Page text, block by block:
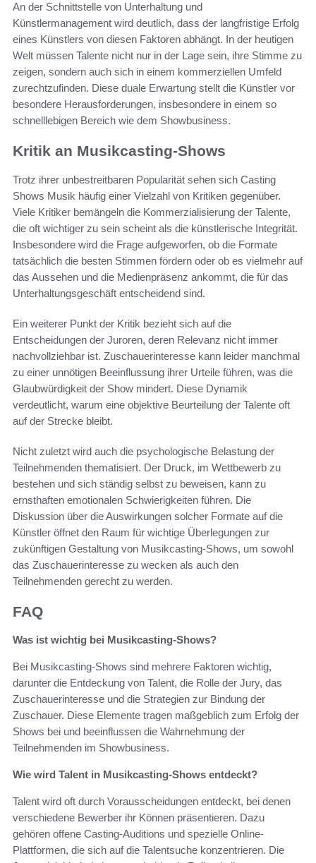
An der Schnittstelle von Unterhaltung und
Künstlermanagement wird deutlich, dass der langfristige Erfolg
eines Künstlers von diesen Faktoren abhängt. In der heutigen
Welt müssen Talente nicht nur in der Lage sein, ihre Stimme zu
zeigen, sondern auch sich in einem kommerziellen Umfeld
zurechtzufinden. Diese duale Erwartung stellt die Künstler vor
besondere Herausforderungen, insbesondere in einem so
schnelllebigen Bereich wie dem Showbusiness.
Kritik an Musikcasting-Shows
Trotz ihrer unbestreitbaren Popularität sehen sich Casting
Shows Musik häufig einer Vielzahl von Kritiken gegenüber.
Viele Kritiker bemängeln die Kommerzialisierung der Talente,
die oft wichtiger zu sein scheint als die künstlerische Integrität.
Insbesondere wird die Frage aufgeworfen, ob die Formate
tatsächlich die besten Stimmen fördern oder ob es vielmehr auf
das Aussehen und die Medienpräsenz ankommt, die für das
Unterhaltungsgeschäft entscheidend sind.
Ein weiterer Punkt der Kritik bezieht sich auf die
Entscheidungen der Juroren, deren Relevanz nicht immer
nachvollziehbar ist. Zuschauerinteresse kann leider manchmal
zu einer unnötigen Beeinflussung ihrer Urteile führen, was die
Glaubwürdigkeit der Show mindert. Diese Dynamik
verdeutlicht, warum eine objektive Beurteilung der Talente oft
auf der Strecke bleibt.
Nicht zuletzt wird auch die psychologische Belastung der
Teilnehmenden thematisiert. Der Druck, im Wettbewerb zu
bestehen und sich ständig selbst zu beweisen, kann zu
ernsthaften emotionalen Schwierigkeiten führen. Die
Diskussion über die Auswirkungen solcher Formate auf die
Künstler öffnet den Raum für wichtige Überlegungen zur
zukünftigen Gestaltung von Musikcasting-Shows, um sowohl
das Zuschauerinteresse zu wecken als auch den
Teilnehmenden gerecht zu werden.
FAQ
Was ist wichtig bei Musikcasting-Shows?
Bei Musikcasting-Shows sind mehrere Faktoren wichtig,
darunter die Entdeckung von Talent, die Rolle der Jury, das
Zuschauerinteresse und die Strategien zur Bindung der
Zuschauer. Diese Elemente tragen maßgeblich zum Erfolg der
Shows bei und beeinflussen die Wahrnehmung der
Teilnehmenden im Showbusiness.
Wie wird Talent in Musikcasting-Shows entdeckt?
Talent wird oft durch Vorausscheidungen entdeckt, bei denen
verschiedene Bewerber ihr Können präsentieren. Dazu
gehören offene Casting-Auditions und spezielle Online-
Plattformen, die sich auf die Talentsuche konzentrieren. Die